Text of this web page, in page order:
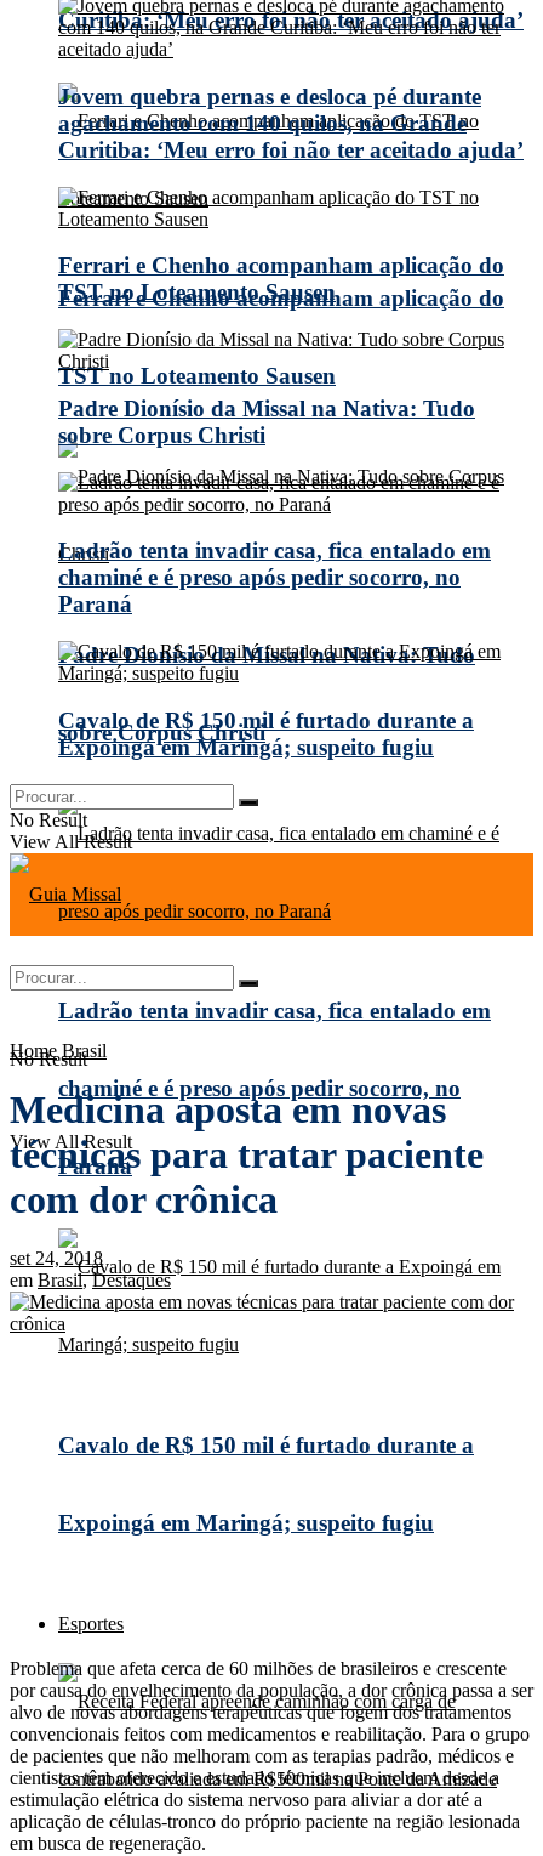
Curitiba: ‘Meu erro foi não ter aceitado ajuda’
Ferrari e Chenho acompanham aplicação do
TST no Loteamento Sausen
Padre Dionísio da Missal na Nativa: Tudo
sobre Corpus Christi
Ladrão tenta invadir casa, fica entalado em
chaminé e é preso após pedir socorro, no
Paraná
Cavalo de R$ 150 mil é furtado durante a
Expoingá em Maringá; suspeito fugiu
Esportes
Jovem quebra pernas e desloca pé durante
agachamento com 140 quilos, na Grande
Curitiba: ‘Meu erro foi não ter aceitado ajuda’
Ferrari e Chenho acompanham aplicação do
TST no Loteamento Sausen
Padre Dionísio da Missal na Nativa: Tudo
sobre Corpus Christi
Ladrão tenta invadir casa, fica entalado em
chaminé e é preso após pedir socorro, no
Paraná
Cavalo de R$ 150 mil é furtado durante a
Expoingá em Maringá; suspeito fugiu
No Result
View All Result
No Result
View All Result
Home Brasil
Medicina aposta em novas
técnicas para tratar paciente
com dor crônica
set 24, 2018
em Brasil,Destaques
Problema que afeta cerca de 60 milhões de brasileiros e crescente
por causa do envelhecimento da população, a dor crônica passa a ser
alvo de novas abordagens terapêuticas que fogem dos tratamentos
convencionais feitos com medicamentos e reabilitação. Para o grupo
de pacientes que não melhoram com as terapias padrão, médicos e
cientistas têm oferecido e estudado técnicas que incluem desde a
estimulação elétrica do sistema nervoso para aliviar a dor até a
aplicação de células-tronco do próprio paciente na região lesionada
em busca de regeneração.